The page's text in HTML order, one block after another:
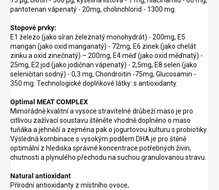
pantotenan vápenatý - 20mg, cholinchlorid - 1300 mg.
Stopové prvky:
E1 železo (jako síran železnatý monohydrát) - 200mg, E5
mangan (jako oxid manganatý) - 72mg, E6 zinek (jako chelát
zinku a oxid zinečnatý) – 200mg, E4 měď (jako oxid měďnatý) -
25mg, E2 jod (jako jodičnan vápenatý) - 2,5mg, E8 selen (jako
seleničitan sodný) - 0,3 mg, Chondroitin -75mg, Glucosamin -
350 mg. Technologické doplňkové látky: s antioxidanty.
Optimal MEAT COMPLEX
Mimořádně kvalitní a vysoce stravitelné drůbeží maso je pro
citlivou zažívací soustavu štěněte vhodně doplněno o maso
tuňáka a jehněčí a zejména pak o jogurtovou kulturu s probiotiky.
Výsledná kombinace s vysokým podílem DHA je pro štěně
optimální z hlediska správné koncentrace potřebných živin,
chutnosti a plynulého přechodu na suchou granulovanou stravu.
Natural antioxidant
Přírodní antioxidanty z místního ovoce,